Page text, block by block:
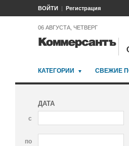
ВОЙТИ Регистрация
06 АВГУСТА, ЧЕТВЕРГ
КАТЕГОРИИ СВЕЖИЕ
ДАТА
с
по